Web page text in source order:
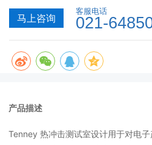
马上咨询
客服电话
021-
产品描述
Tenney 热冲击测试室设计用于对电子